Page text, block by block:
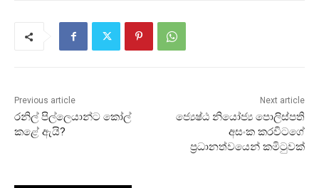
Previous article
රනිල් පිල්ලෙයාන්ට කෝල්
කළේ ඇයි?
Next article
ජ්‍යෙෂ්ඨ නියෝජ්‍ය පොලිස්පති
අසංක කරවිටගේ
ප්‍රධානත්වයෙන් කමිටුවක්